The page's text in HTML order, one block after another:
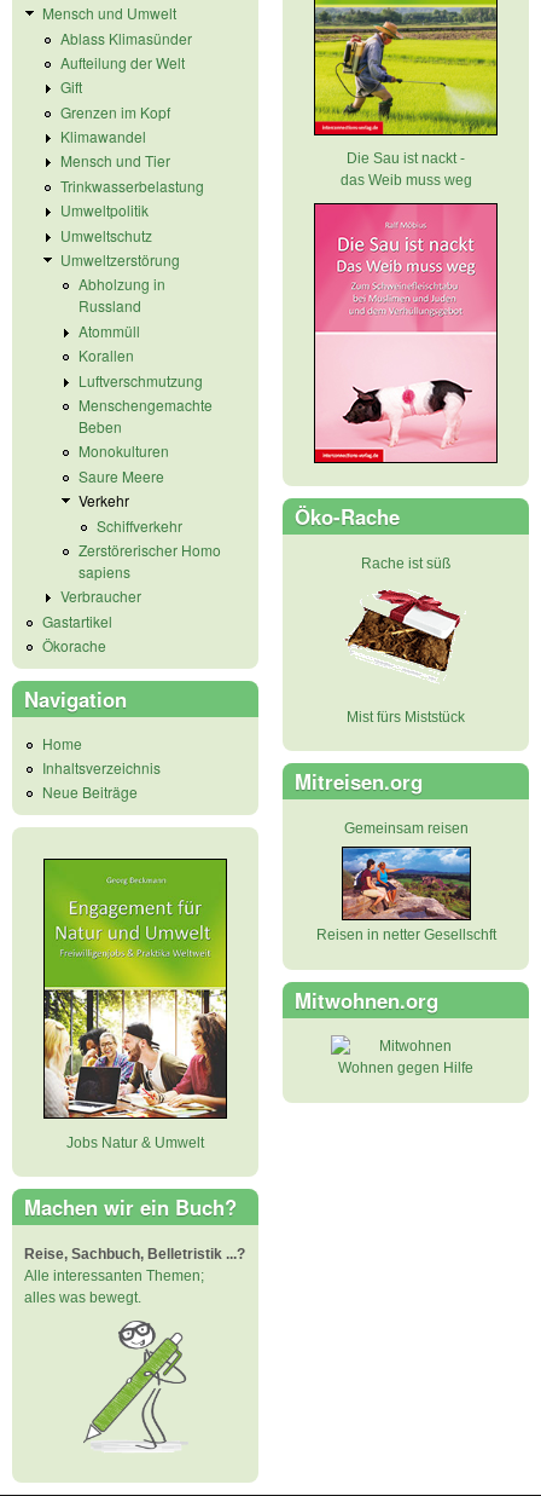
Mensch und Umwelt
Ablass Klimasünder
Aufteilung der Welt
Gift
Grenzen im Kopf
Klimawandel
Mensch und Tier
Trinkwasserbelastung
Umweltpolitik
Umweltschutz
Umweltzerstörung
Abholzung in
Russland
Atommüll
Korallen
Luftverschmutzung
Menschengemachte
Beben
Monokulturen
Saure Meere
Verkehr
Schiffverkehr
Zerstörerischer Homo
sapiens
Verbraucher
Gastartikel
Ökorache
Navigation
Home
Inhaltsverzeichnis
Neue Beiträge
Jobs Natur & Umwelt
Machen wir ein Buch?
Reise, Sachbuch, Belletristik ...?
Alle interessanten Themen;
alles was bewegt.
Die Sau ist nackt -
das Weib muss weg
Öko-Rache
Rache ist süß
Mist fürs Miststück
Mitreisen.org
Gemeinsam reisen
Reisen in netter Gesellschft
Mitwohnen.org
Wohnen gegen Hilfe